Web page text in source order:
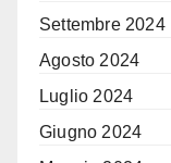
Settembre 2024
Agosto 2024
Luglio 2024
Giugno 2024